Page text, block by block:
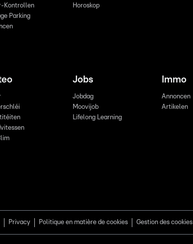
Kontrollen
Parking
Horoskop
Jobs
Jobdag
Moovijob
Lifelong Learning
Immo
Annoncen
Artikelen
Privacy Politique en matière de cookies Gestion des cookies